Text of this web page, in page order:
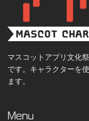
マスコットアプリ文化
です。キャラクターを
ます。
Menu